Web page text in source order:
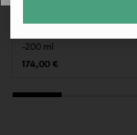
Valmistaja
4005808515608
-200 ml
Original Price
174,00 €